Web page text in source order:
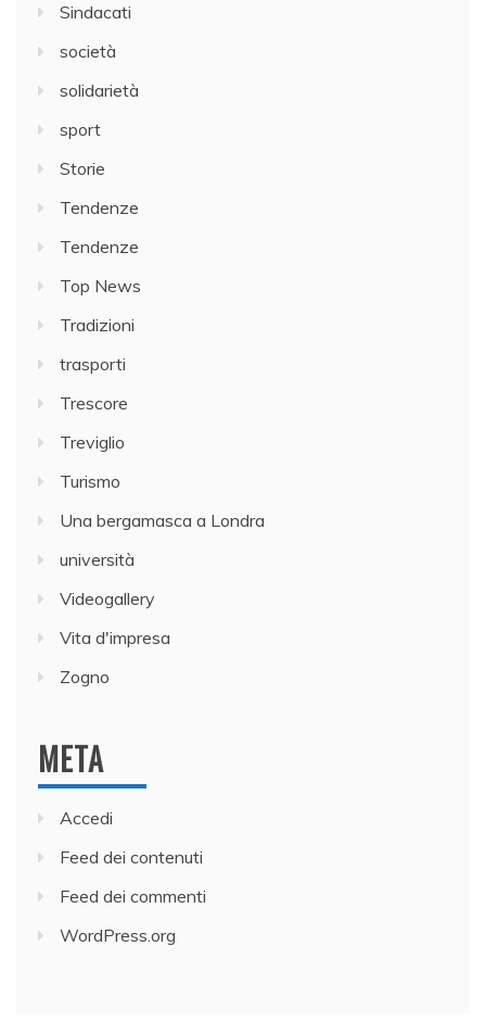
Sindacati
società
solidarietà
sport
Storie
Tendenze
Tendenze
Top News
Tradizioni
trasporti
Trescore
Treviglio
Turismo
Una bergamasca a Londra
università
Videogallery
Vita d'impresa
Zogno
META
Accedi
Feed dei contenuti
Feed dei commenti
WordPress.org